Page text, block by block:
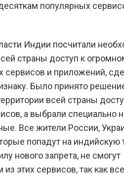
популярных
Индии посчитали
страны доступ к
и приложений,
Было принято
всей страны
а выбрали специально
Все жители России,
попадут на индийскую
нового запрета, не смогут
этих сервисов, так как